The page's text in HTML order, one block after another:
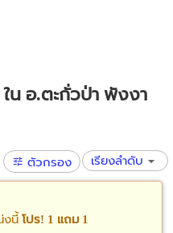
น อ.ตะกั่วป่า พังงา
ตัวกรอง เรียงลำดับ
งนี้ โปร! 1 แถม 1